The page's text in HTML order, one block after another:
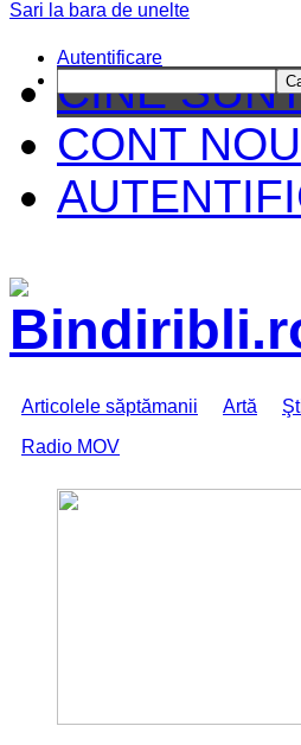
CINE
CONT NOU
Articolele săptămanii Artă
Radio MOV
Sari la bara de unelte
Autentificare